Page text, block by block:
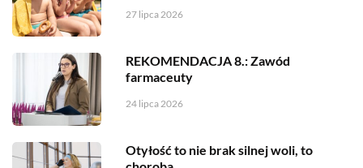
27 lipca 2026
REKOMENDACJA 8.: Zawód
farmaceuty
24 lipca 2026
Otyłość to nie brak silnej woli, to